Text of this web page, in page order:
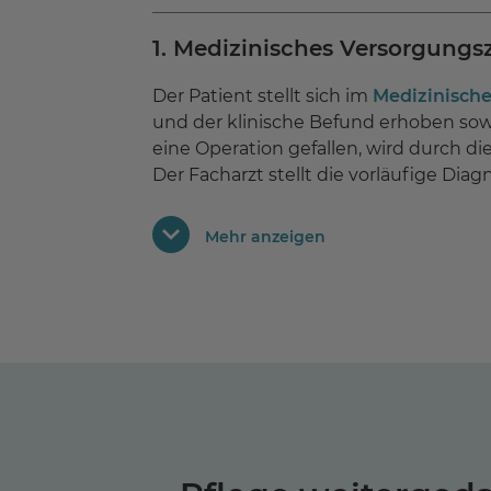
1. Medizinisches
Der Patient stellt sich im
und der klinische Befund erhoben
eine Operation gefallen, wird durch
Der Facharzt stellt die vorläufige
Der Patient wird mit einem Shuttle
Mehr anzeigen